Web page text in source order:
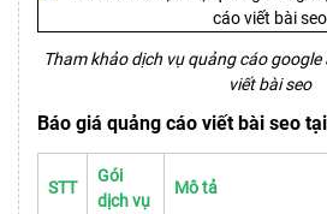
Tham khảo dịch vụ quảng cáo
viết bài seo
Báo giá quảng cáo viết bài seo
STT
Gói
dịch vụ
Mô tả